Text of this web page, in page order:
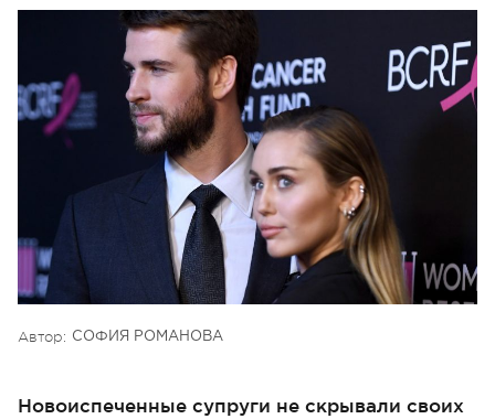
Автор: СОФИЯ РОМАНОВА
Новоиспеченные супруги не скрывали своих